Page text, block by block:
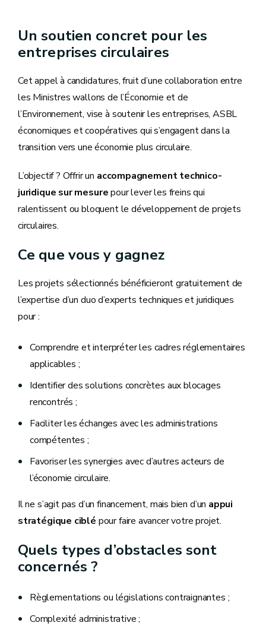
Un soutien concret pour les
entreprises circulaires
Cet appel à candidatures, fruit d’une collaboration entre
les Ministres wallons de l’Économie et de
l’Environnement, vise à soutenir les entreprises, ASBL
économiques et coopératives qui s’engagent dans la
transition vers une économie plus circulaire.
L’objectif ? Offrir un accompagnement technico-
juridique sur mesurepour lever les freins qui
ralentissent ou bloquent le développement de projets
circulaires.
Ce que vous y gagnez
Les projets sélectionnés bénéficieront gratuitement de
l’expertise d’un duo d’experts techniques et juridiques
pour :
Comprendre et interpréter les cadres réglementaires
applicables ;
Identifier des solutions concrètes aux blocages
rencontrés ;
Faciliter les échanges avec les administrations
compétentes ;
Favoriser les synergies avec d’autres acteurs de
l’économie circulaire.
Il ne s’agit pas d’un financement, mais bien d’un appui
stratégique ciblé pour faire avancer votre projet.
Quels types d’obstacles sont
concernés ?
Règlementations ou législations contraignantes ;
Complexité administrative ;